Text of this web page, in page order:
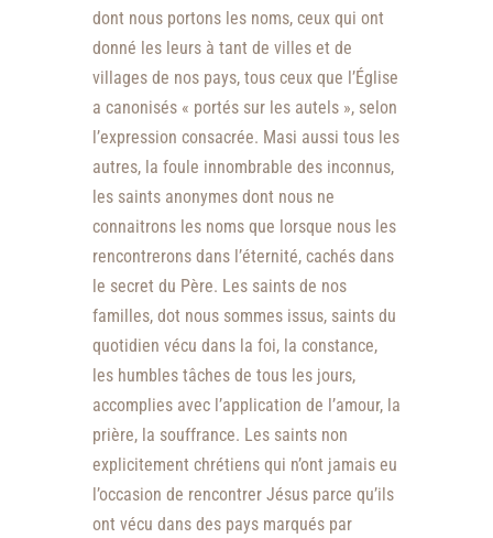
dont nous portons les noms, ceux qui ont
donné les leurs à tant de villes et de
villages de nos pays, tous ceux que l’Église
a canonisés « portés sur les autels », selon
l’expression consacrée. Masi aussi tous les
autres, la foule innombrable des inconnus,
les saints anonymes dont nous ne
connaitrons les noms que lorsque nous les
rencontrerons dans l’éternité, cachés dans
le secret du Père. Les saints de nos
familles, dot nous sommes issus, saints du
quotidien vécu dans la foi, la constance,
les humbles tâches de tous les jours,
accomplies avec l’application de l’amour, la
prière, la souffrance. Les saints non
explicitement chrétiens qui n’ont jamais eu
l’occasion de rencontrer Jésus parce qu’ils
ont vécu dans des pays marqués par